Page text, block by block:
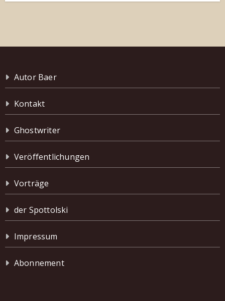
Autor Baer
Kontakt
Ghostwriter
Veröffentlichungen
Vorträge
der Spottolski
Impressum
Abonnement